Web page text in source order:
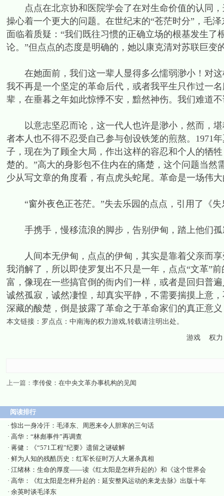
点点在北京协和医院学会了在对生命价值的认同，
操心着一个更大的问题。在世纪末的“苍茫时分”，毛
面临着质疑：“我们既往习惯的正确立场的根基发生
论。”但点点的态度是明确的，她以康克清对苏联巨变
在她面前，我们这一辈人显得多么懦弱渺小！对这
我不再是一个坚定的革命后代，或者我平生只作过一
辈，在垂暮之年如此惊悸不安，黯然神伤。我们难道
以意志坚忍而论，这一代人也许是渺小，然而，堪
者本人也不得不忍受自己参与创设铁笼的煎熬。1971
子，现在为了顾全大局，作出这样的容忍和个人的牺
楚的。”高大的身影包不住内在的痛楚，这个问题当
少从写文章的角度看，有点虎头蛇尾。革命是一场伟
“窗外夜色正苍茫。”失去乐园的点点，引用了《失
手携手，慢移流浪的脚步，告别伊甸，踏上他们孤
人间本无伊甸，点点的伊甸，其实是靠着父亲而享
我消解了，所以即使罗复出不只是一年，点点“文革”
富，像现在一些搞官倒的衙内们一样，或者是回归普
诚然孤寂，诚然凄惶，却真实平静，不需要揣摸上意
深藏的酸楚，倒是披露了革命之于革命家们的真正意
本文链接： 罗点点：中南海的权力游戏,转载请注明出处。
游戏 权力
上一篇： 李传俊：在中央文革办事机构的见闻
阅读排行
·惊出一身冷汗：毛泽东、周恩来令人胆寒的三句话
· 高华：“林彪事件”再调查
· 蒋健：《“571工程”纪要》遗留之谜破解
· 鲜为人知的残酷历史：红军长征时万人大屠杀真相
· 江绪林：生命的厚度——读《红太阳是怎样升起的》和《这个世界会
· 高华：《红太阳是怎样升起的：延安整风运动的来龙去脉》出版十年
· 余英时谈毛泽东